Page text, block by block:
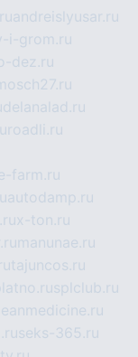
andreislyusar.ru
i-grom.ru
dez.ru
delanalad.ru
roadli.ru
farm.ru
autodamp.ru
x-ton.ru
manunae.ru
tajuncos.ru
splclub.ru
seks-365.ru